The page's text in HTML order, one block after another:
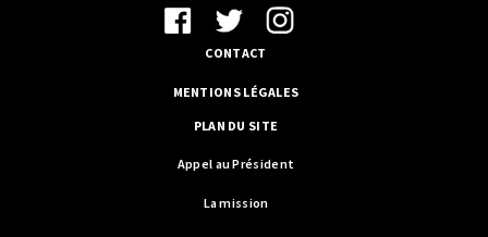
CONTACT
MENTIONS LÉGALES
PLAN DU SITE
Appel au Président
La mission